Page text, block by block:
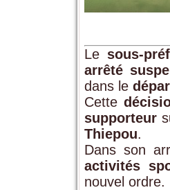
Le sous-
arrêté
dans le
Cette
supporteur
Thiepou.
Dans son
activités
nouvel ordre.